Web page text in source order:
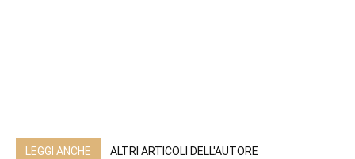
LEGGI ANCHE ALTRI ARTICOLI DELL'AUTORE